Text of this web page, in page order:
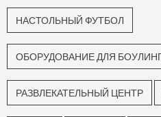
НАСТОЛЬНЫЙ ФУТБОЛ
ОБОРУДОВАНИЕ ДЛЯ
РАЗВЛЕКАТЕЛЬНЫЙ ЦЕНТР